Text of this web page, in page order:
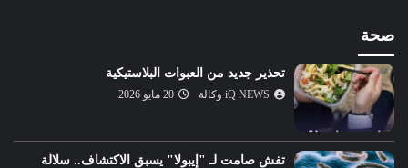
صحة
تحذير جديد من العبوات البلاستيكية
iQ NEWS وكالة 20 مايو 2026
تفش صامت لـ "إيبولا" يسبق الاكتشاف.. سلالة